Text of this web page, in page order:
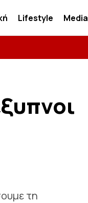
Lifestyle Media
τη